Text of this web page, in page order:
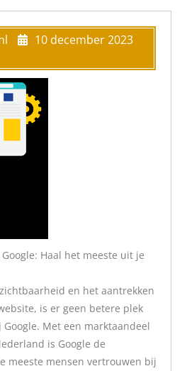
10 december 2023
Haal het meeste uit je
en het aantrekken
is er geen betere plek
Met een marktaandeel
is Google de
meeste mensen vertrouwen bij